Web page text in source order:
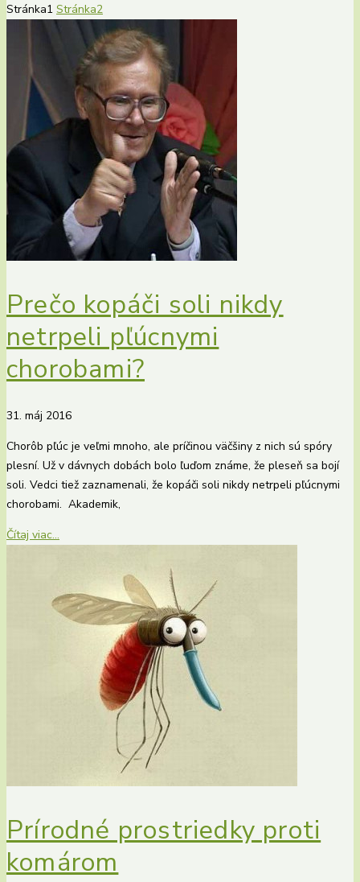
Stránka1 Stránka2
Prečo kopáči soli nikdy
netrpeli pľúcnymi
chorobami?
31. máj 2016
Chorôb pľúc je veľmi mnoho, ale príčinou väčšiny z nich sú spóry
plesní. Už v dávnych dobách bolo ľuďom známe, že pleseň sa bojí
soli. Vedci tiež zaznamenali, že kopáči soli nikdy netrpeli pľúcnymi
chorobami. Akademik,
Čítaj viac...
Prírodné prostriedky proti
komárom